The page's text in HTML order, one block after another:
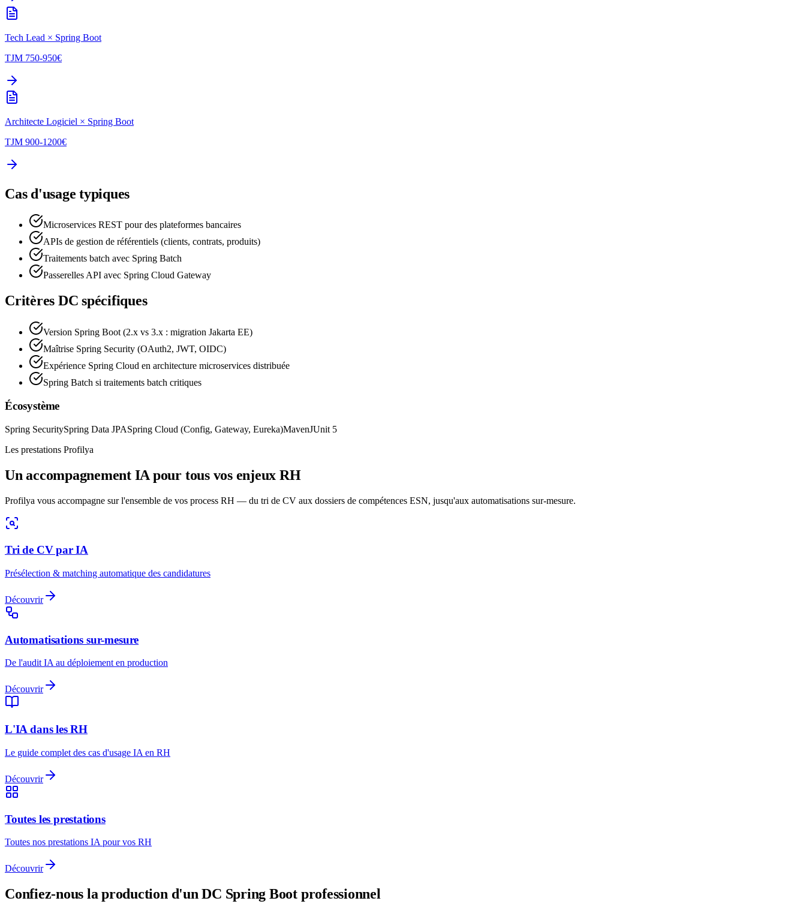
Tech Lead × Spring Boot
TJM 750-950€
Architecte Logiciel × Spring Boot
TJM 900-1200€
Cas d'usage typiques
Microservices REST pour des plateformes bancaires
APIs de gestion de référentiels (clients, contrats, produits)
Traitements batch avec Spring Batch
Passerelles API avec Spring Cloud Gateway
Critères DC spécifiques
Version Spring Boot (2.x vs 3.x : migration Jakarta EE)
Maîtrise Spring Security (OAuth2, JWT, OIDC)
Expérience Spring Cloud en architecture microservices distribuée
Spring Batch si traitements batch critiques
Écosystème
Spring SecuritySpring Data JPASpring Cloud (Config, Gateway, Eureka)MavenJUnit 5
Les prestations Profilya
Un accompagnement IA pour tous vos enjeux RH
Profilya vous accompagne sur l'ensemble de vos process RH — du tri de CV aux dossiers de compétences ESN, jusqu'aux automatisations sur-mesure.
Tri de CV par IA
Présélection & matching automatique des candidatures
Découvrir
Automatisations sur-mesure
De l'audit IA au déploiement en production
Découvrir
L'IA dans les RH
Le guide complet des cas d'usage IA en RH
Découvrir
Toutes les prestations
Toutes nos prestations IA pour vos RH
Découvrir
Confiez-nous la production d'un DC Spring Bootprofessionnel